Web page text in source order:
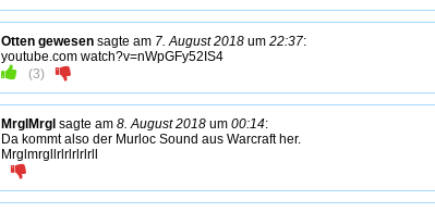
Otten gewesen sagte am 7. August 2018 um 22:37:
youtube.com watch?v=nWpGFy52IS4
(3)
MrglMrgl sagte am 8. August 2018 um 00:14:
Da kommt also der Murloc Sound aus Warcraft her.
Mrglmrgllrlrlrlrlrll